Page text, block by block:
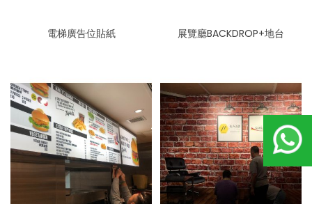
電梯廣告位貼紙 展覽廳BACKDROP+地台